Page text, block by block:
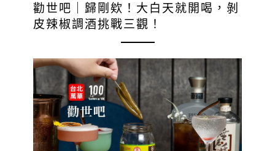
勸世吧｜歸剛欸！大白天就開喝，剝
皮辣椒調酒挑戰三觀！